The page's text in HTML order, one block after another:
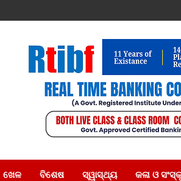
ଖେଳ ବିଶେଷ ସ୍ୱାସ୍ଥ୍ୟ କଳା ଓ